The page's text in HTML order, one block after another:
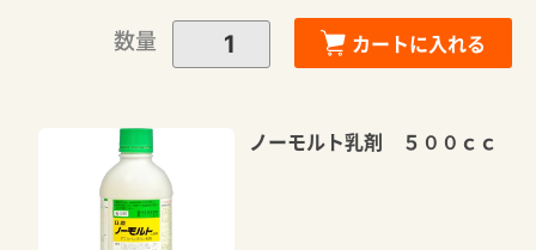
数量 カートに入れる
ノーモルト乳剤 ５００ｃｃ